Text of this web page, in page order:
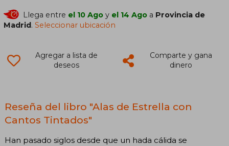
Llega entre el 10 Ago y el 14 Ago a Provincia de
Madrid.Seleccionar ubicación
Agregar a lista de
deseos
Comparte y gana
dinero
Reseña del libro "Alas de Estrella con
Cantos Tintados"
Han pasado siglos desde que un hada cálida se